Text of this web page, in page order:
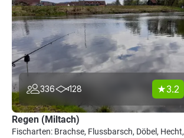
336 128 3.2
Regen (Miltach)
Fischarten: Brachse, Flussbarsch, Döbel, Hecht,